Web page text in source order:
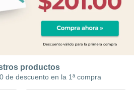
productos
de descuento en la 1ª compra